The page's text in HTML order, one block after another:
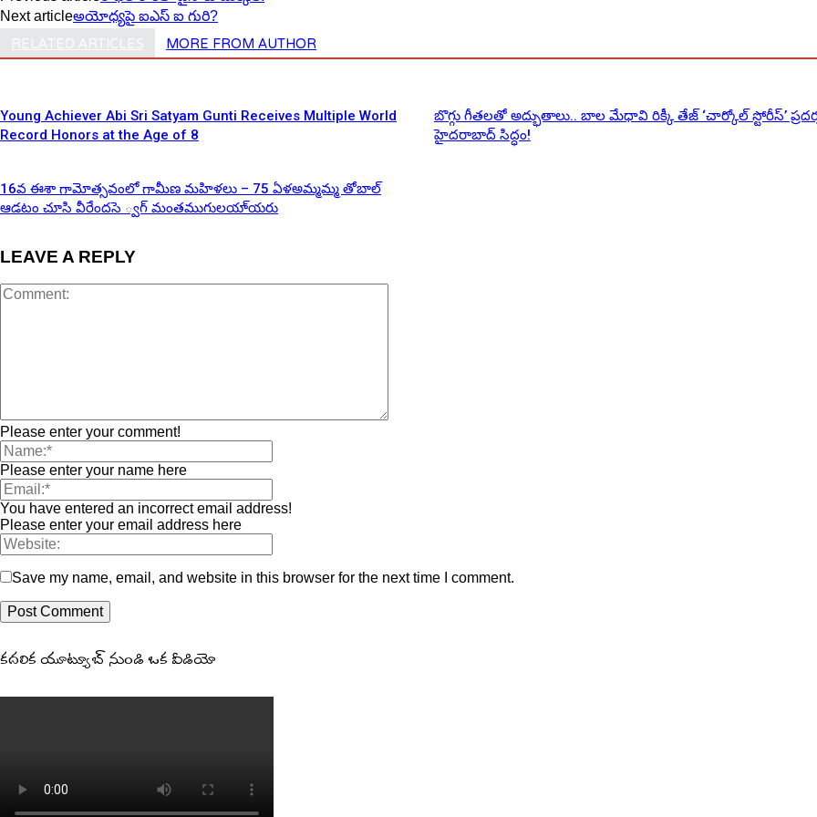
Next articleఅయోధ్య‌పై ఐఎస్ ఐ గురి?
RELATED ARTICLES MORE FROM AUTHOR
Young Achiever Abi Sri Satyam Gunti Receives Multiple World
Record Honors at the Age of 8
బొగ్గు గీతలతో అద్భుతాలు.. బాల మేధావి రిక్కీ తేజ్ ‘చార్కోల్ స్టోరీస్’
హైదరాబాద్ సిద్ధం!
16వ ఈశా గామోత్సవంలో గామీణ మహిళలు – 75 ఏళఅమ్మమ్మ తోబాల్
ఆడటం చూసి వీరేందసె ్వగ్ మంతముగులయా్యరు
LEAVE A REPLY
Please enter your comment!
Please enter your name here
You have entered an incorrect email address!
Please enter your email address here
Save my name, email, and website in this browser for the next time I comment.
కదలిక యూట్యూబ్ నుండి ఒక వీడియో